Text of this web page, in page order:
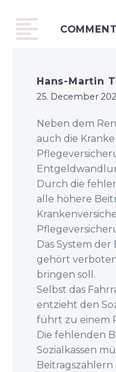
Hans-Martin
25. December
Neben dem
auch die
Durch die
alle höhere
Das System
gehört
bringen soll.
Selbst das
entzieht den
führt zu einem
Die fehlenden
Sozialkassen